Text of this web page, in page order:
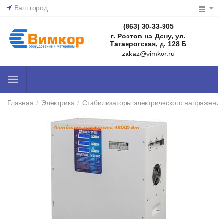
Ваш город
(863) 30-33-905
г. Ростов-на-Дону, ул.
Таганрогская, д. 128 Б
zakaz@vimkor.ru
Главная / Электрика / Стабилизаторы электрического